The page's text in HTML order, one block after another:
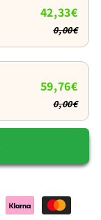
42,33€
0,00€
59,76€
0,00€